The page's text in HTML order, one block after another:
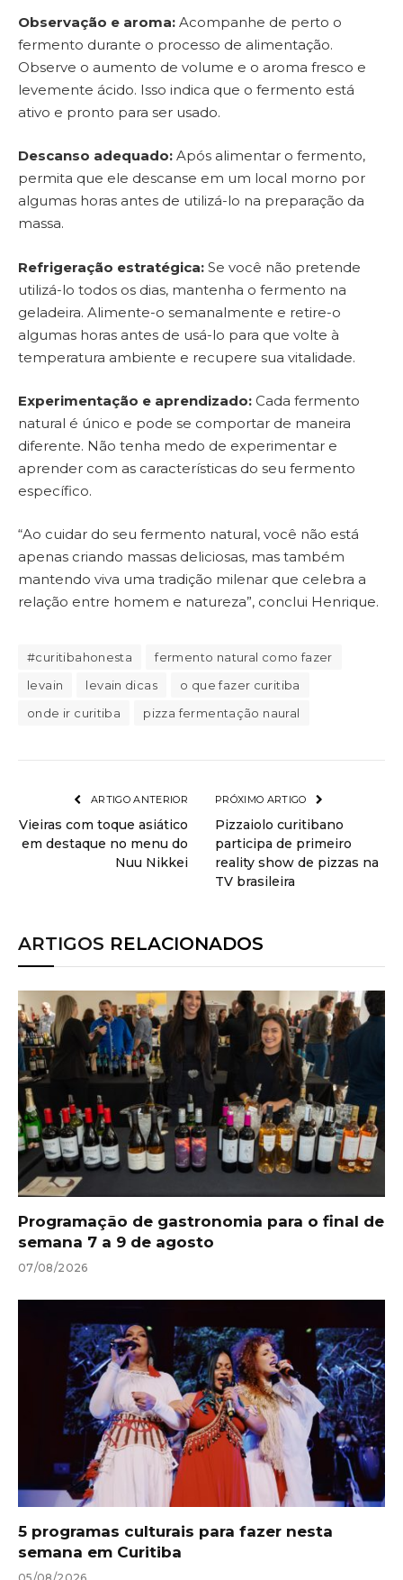
Observação e aroma: Acompanhe de perto o
fermento durante o processo de alimentação.
Observe o aumento de volume e o aroma fresco e
levemente ácido. Isso indica que o fermento está
ativo e pronto para ser usado.
Descanso adequado: Após alimentar o fermento,
permita que ele descanse em um local morno por
algumas horas antes de utilizá-lo na preparação da
massa.
Refrigeração estratégica: Se você não pretende
utilizá-lo todos os dias, mantenha o fermento na
geladeira. Alimente-o semanalmente e retire-o
algumas horas antes de usá-lo para que volte à
temperatura ambiente e recupere sua vitalidade.
Experimentação e aprendizado: Cada fermento
natural é único e pode se comportar de maneira
diferente. Não tenha medo de experimentar e
aprender com as características do seu fermento
específico.
“Ao cuidar do seu fermento natural, você não está
apenas criando massas deliciosas, mas também
mantendo viva uma tradição milenar que celebra a
relação entre homem e natureza”, conclui Henrique.
#curitibahonesta
fermento natural como fazer
levain
levain dicas
o que fazer curitiba
onde ir curitiba
pizza fermentação naural
ARTIGO ANTERIOR
Vieiras com toque asiático
em destaque no menu do
Nuu Nikkei
PRÓXIMO ARTIGO
Pizzaiolo curitibano
participa de primeiro
reality show de pizzas na
TV brasileira
ARTIGOS RELACIONADOS
Programação de gastronomia para o final de
semana 7 a 9 de agosto
07/08/2026
5 programas culturais para fazer nesta
semana em Curitiba